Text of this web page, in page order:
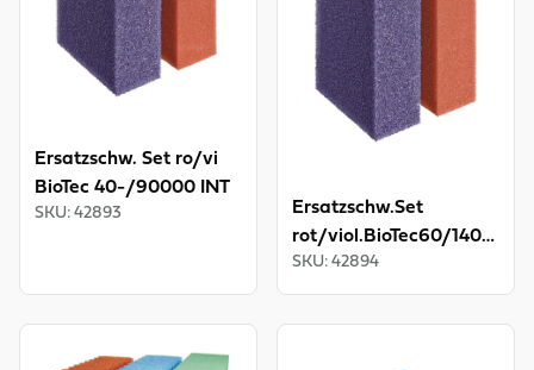
Ersatzschw. Set ro/vi
BioTec 40-/90000 INT
SKU: 42893
Ersatzschw.Set
rot/viol.BioTec60/140/145
INT
SKU: 42894